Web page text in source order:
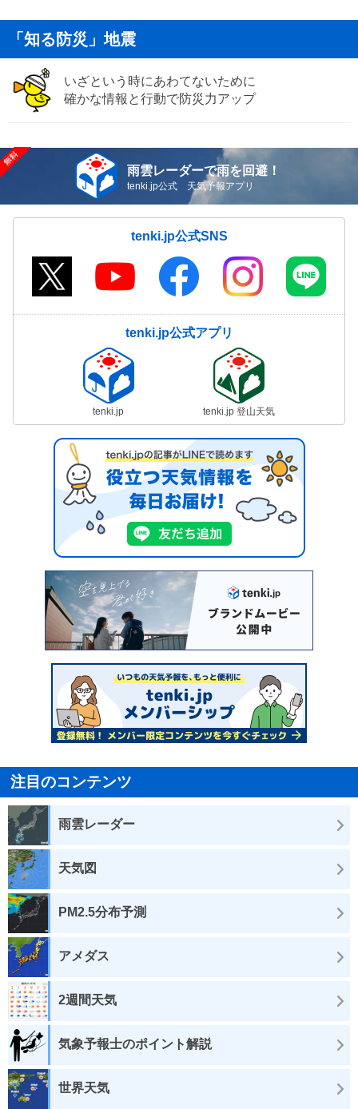
「知る防災」地震
いざという時にあわてないために
確かな情報と行動で防災力アップ
雨雲レーダーで雨を回避！
tenki.jp公式 天気予報アプリ
tenki.jp公式SNS
tenki.jp公式アプリ
tenki.jp tenki.jp 登山天気
注目のコンテンツ
雨雲レーダー
天気図
PM2.5分布予測
アメダス
2週間天気
気象予報士のポイント解説
世界天気